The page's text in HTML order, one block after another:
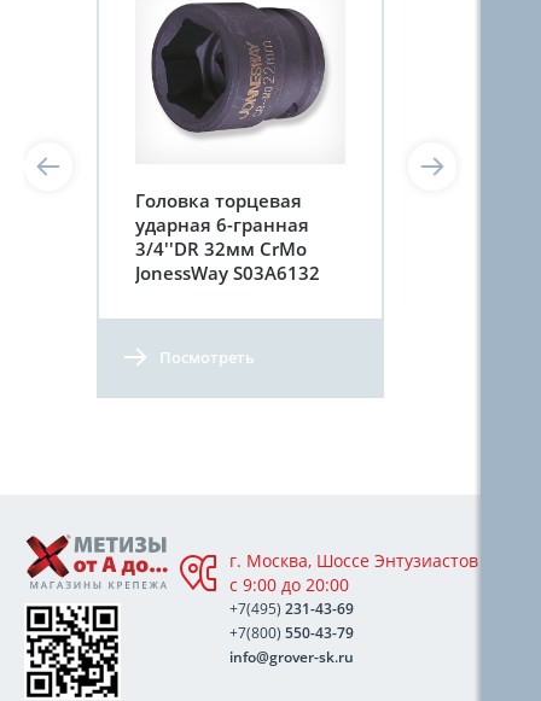
Головка торцевая
ударная 6-гранная
3/4''DR 32мм CrMo
JonessWay S03A6132
Посмотреть
г. Москва, Шоссе Энтузиастов 76А,
с 9:00 до 20:00
+7(495) 231-43-69
+7(800) 550-43-79
info@grover-sk.ru